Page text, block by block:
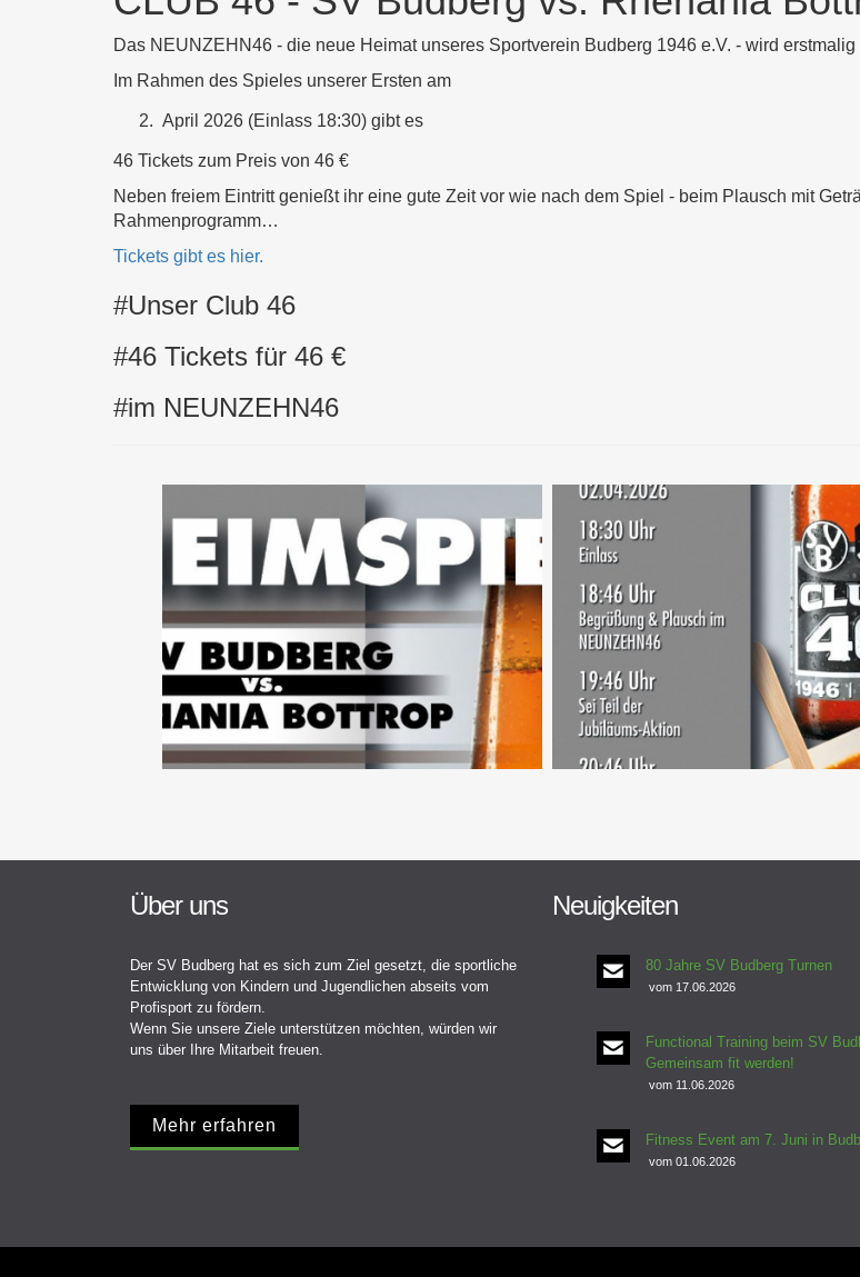
Das NEUNZEHN46 - die neue Heimat unseres Sportverein Budberg 1946 e.V. - wird
Im Rahmen des Spieles unserer Ersten am
April 2026 (Einlass 18:30) gibt es
46 Tickets zum Preis von 46 €
Neben freiem Eintritt genießt ihr eine gute Zeit vor wie nach dem Spiel - beim Plausch mit
Rahmenprogramm…
Tickets gibt es hier.
#Unser Club 46
#46 Tickets für 46 €
#im NEUNZEHN46
Über uns
Der SV Budberg hat es sich zum Ziel gesetzt, die sportliche
Entwicklung von Kindern und Jugendlichen abseits vom
Profisport zu fördern.
Wenn Sie unsere Ziele unterstützen möchten, würden wir
uns über Ihre Mitarbeit freuen.
Mehr erfahren
Neuigkeiten
80 Jahre SV Budberg Turnen
vom 17.06.2026
Functional Training beim SV
Gemeinsam fit werden!
vom 11.06.2026
Fitness Event am 7. Juni in
vom 01.06.2026